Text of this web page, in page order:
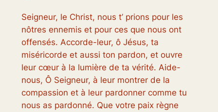
Seigneur, le Christ, nous t’ prions pour les
nôtres ennemis et pour ces que nous ont
offensés. Accorde-leur, ô Jésus, ta
miséricorde et aussi ton pardon, et ouvre
leur cœur à la lumière de ta vérité. Aide-
nous, Ô Seigneur, à leur montrer de la
compassion et à leur pardonner comme tu
nous as pardonné. Que votre paix règne